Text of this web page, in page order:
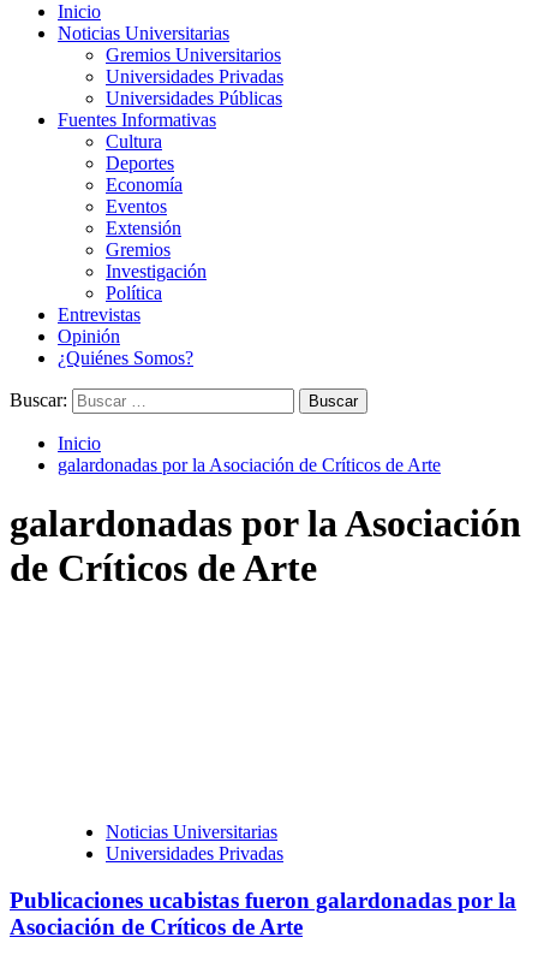
Inicio
Noticias Universitarias
Gremios Universitarios
Universidades Privadas
Universidades Públicas
Fuentes Informativas
Cultura
Deportes
Economía
Eventos
Extensión
Gremios
Investigación
Política
Entrevistas
Opinión
¿Quiénes Somos?
Buscar:
Inicio
galardonadas por la Asociación de Críticos de Arte
galardonadas por la Asociación
de Críticos de Arte
Noticias Universitarias
Universidades Privadas
Publicaciones ucabistas fueron galardonadas por la
Asociación de Críticos de Arte